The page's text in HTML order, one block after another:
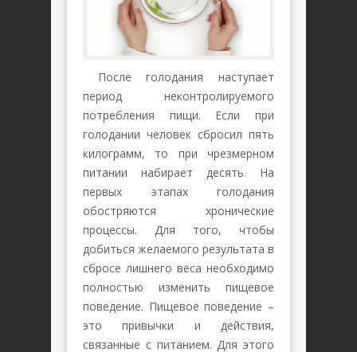
После голодания наступает
период неконтролируемого
потребления пищи. Если при
голодании человек сбросил пять
килограмм, то при чрезмерном
питании набирает десять. На
первых этапах голодания
обостряются хронические
процессы. Для того, чтобы
добиться желаемого результата в
сбросе лишнего веса необходимо
полностью изменить пищевое
поведение. Пищевое поведение –
это привычки и действия,
связанные с питанием. Для этого